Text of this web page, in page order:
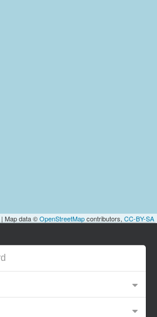
| Map data ©OpenStreetMapcontributors, CC-BY-SA